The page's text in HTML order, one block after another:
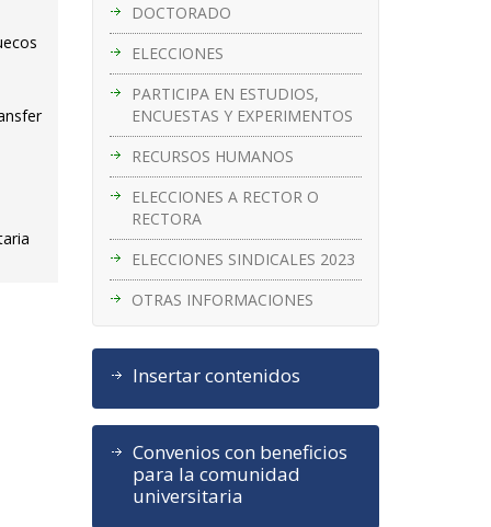
DOCTORADO
ELECCIONES
PARTICIPA EN ESTUDIOS,
ENCUESTAS Y EXPERIMENTOS
RECURSOS HUMANOS
ELECCIONES A RECTOR O
RECTORA
ELECCIONES SINDICALES 2023
OTRAS INFORMACIONES
Insertar contenidos
Convenios con beneficios
para la comunidad
universitaria